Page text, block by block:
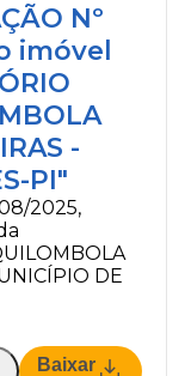
Nº
imóvel
-
PI"
2025,
DE
Baixar